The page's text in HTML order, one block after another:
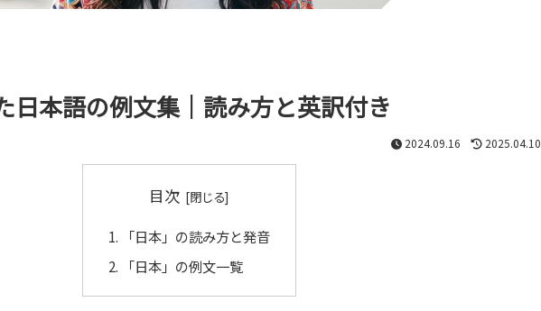
日本語の例文集｜読み方と英訳付き
2024.09.16 2025.04.10
目次
「日本」の読み方と発音
「日本」の例文一覧